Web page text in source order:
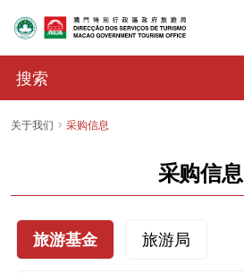
关于我们 采购信息
采购信息
旅游基金 旅游局